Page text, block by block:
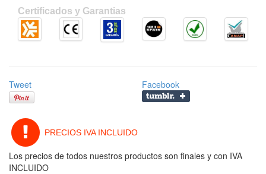
Certificados y Garantias
Tweet Facebook
PRECIOS IVA INCLUIDO
Los precios de todos nuestros productos son finales y con IVA
INCLUIDO